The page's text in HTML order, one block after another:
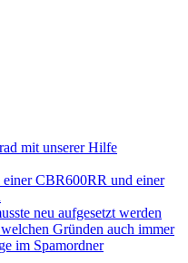
mit unserer Hilfe
CBR600RR und einer
neu aufgesetzt werden
Gründen auch immer
im Spamordner